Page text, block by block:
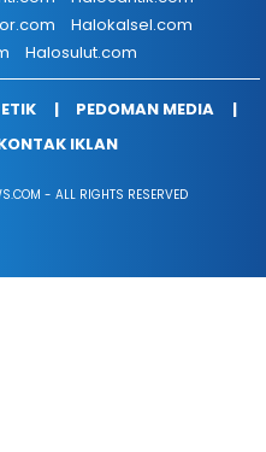
Halokalsel.com
Halosulut.com
PEDOMAN MEDIA
IKLAN
- ALL RIGHTS RESERVED